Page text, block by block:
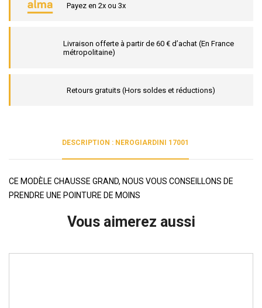
Payez en 2x ou 3x
Livraison offerte à partir de 60 € d’achat (En France
métropolitaine)
Retours gratuits (Hors soldes et réductions)
DESCRIPTION : NEROGIARDINI 17001
CE MODÈLE CHAUSSE GRAND, NOUS VOUS CONSEILLONS DE
PRENDRE UNE POINTURE DE MOINS
Vous aimerez aussi